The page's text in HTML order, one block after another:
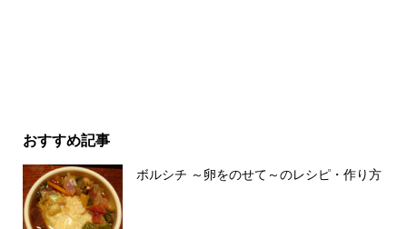
おすすめ記事
ボルシチ ～卵をのせて～のレシピ・作り方